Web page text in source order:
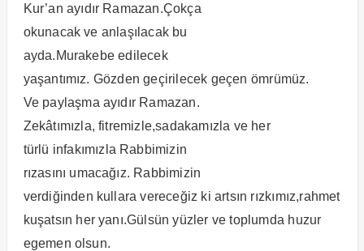
Kur’an ayıdır Ramazan.Çokça
okunacak ve anlaşılacak bu
ayda.Murakebe edilecek
yaşantımız. Gözden geçirilecek geçen ömrümüz.
Ve paylaşma ayıdır Ramazan.
Zekâtımızla, fitremizle,sadakamızla ve her
türlü infakımızla Rabbimizin
rızasını umacağız. Rabbimizin
verdiğinden kullara vereceğiz ki artsın rızkımız,rahmet
kuşatsın her yanı.Gülsün yüzler ve toplumda huzur
egemen olsun.